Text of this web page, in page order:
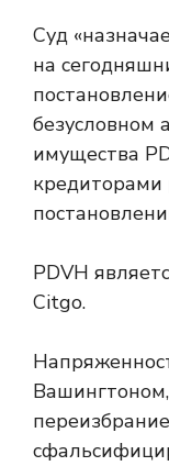
Суд
на
безусловном
имущества
кредиторами
PDVH
Citgo.